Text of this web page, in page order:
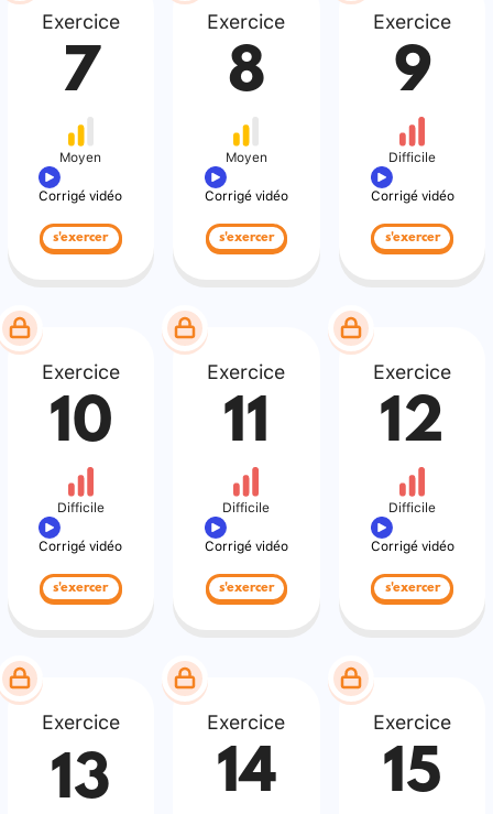
Exercice
7
Moyen
Corrigé vidéo
s'exercer
Exercice
8
Moyen
Corrigé vidéo
s'exercer
Exercice
9
Difficile
Corrigé vidéo
s'exercer
Exercice
10
Difficile
Corrigé vidéo
s'exercer
Exercice
11
Difficile
Corrigé vidéo
s'exercer
Exercice
12
Difficile
Corrigé vidéo
s'exercer
Exercice
13
Exercice
14
Exercice
15